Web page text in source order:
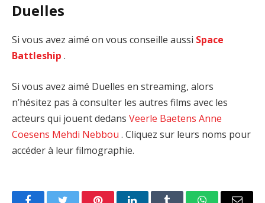
Duelles
Si vous avez aimé on vous conseille aussi Space
Battleship .
Si vous avez aimé Duelles en streaming, alors
n’hésitez pas à consulter les autres films avec les
acteurs qui jouent dedans Veerle Baetens Anne
Coesens Mehdi Nebbou . Cliquez sur leurs noms pour
accéder à leur filmographie.